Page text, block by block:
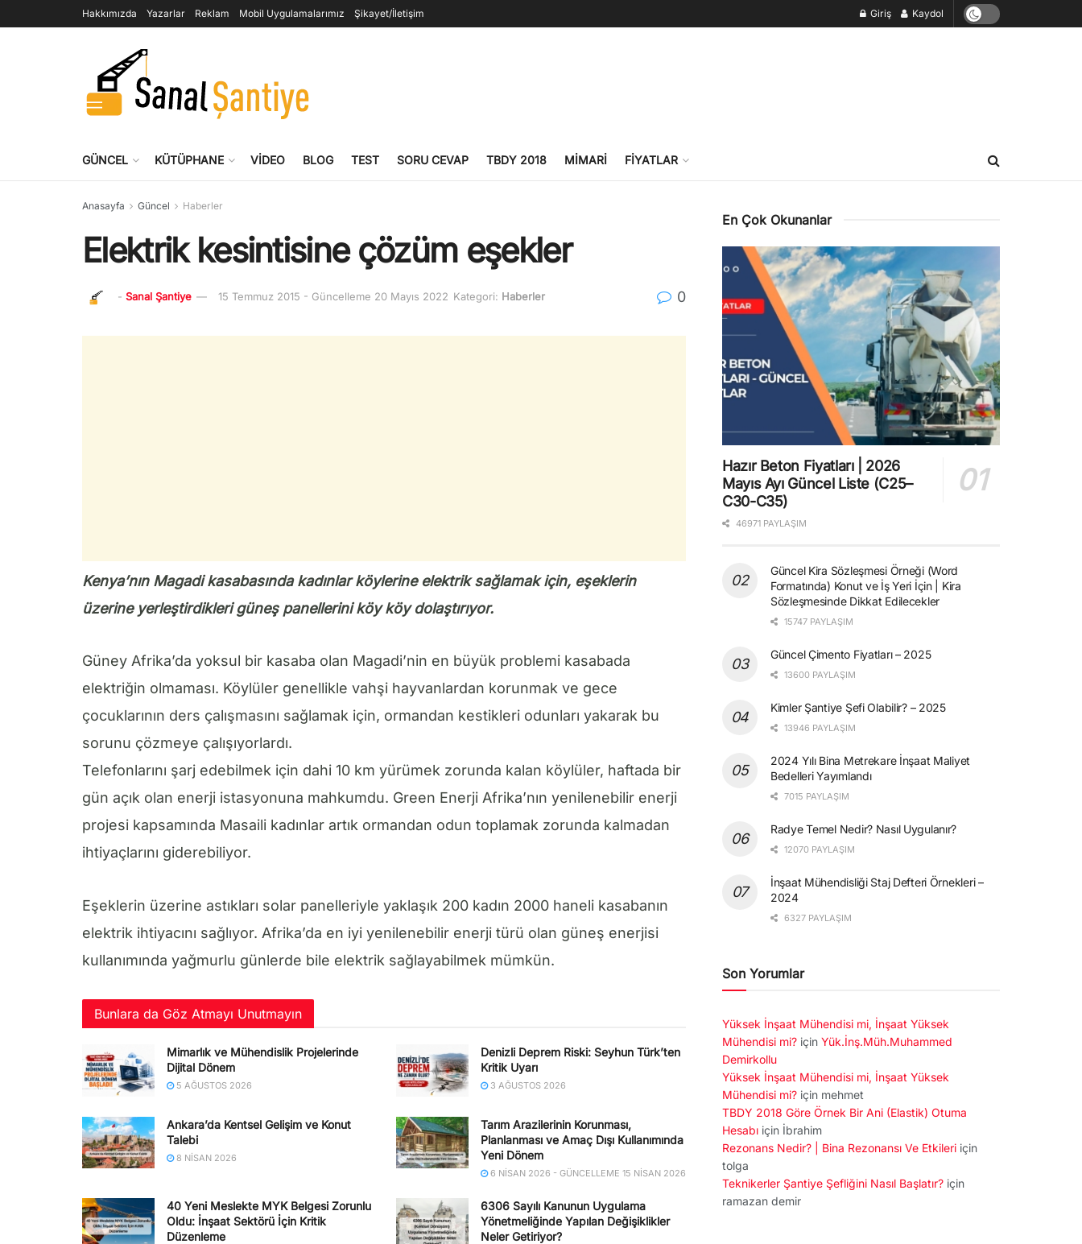
Hakkımızda Yazarlar Reklam Mobil Uygulamalarımız Şikayet/İletişim Giriş Kaydol
GÜNCEL KÜTÜPHANE VIDEO BLOG TEST SORU CEVAP TBDY 2018 MIMARI FIYATLAR
Anasayfa Güncel Haberler
Elektrik kesintisine çözüm eşekler
- Sanal Şantiye 15 Temmuz 2015 - Güncelleme 20 Mayıs 2022 Kategori: Haberler 0
Kenya’nın Magadi kasabasında kadınlar köylerine elektrik sağlamak için, eşeklerin
üzerine yerleştirdikleri güneş panellerini köy köy dolaştırıyor.
Güney Afrika’da yoksul bir kasaba olan Magadi’nin en büyük problemi kasabada
elektriğin olmaması. Köylüler genellikle vahşi hayvanlardan korunmak ve gece
çocuklarının ders çalışmasını sağlamak için, ormandan kestikleri odunları yakarak bu
sorunu çözmeye çalışıyorlardı.
Telefonlarını şarj edebilmek için dahi 10 km yürümek zorunda kalan köylüler, haftada bir
gün açık olan enerji istasyonuna mahkumdu. Green Enerji Afrika’nın yenilenebilir enerji
projesi kapsamında Masaili kadınlar artık ormandan odun toplamak zorunda kalmadan
ihtiyaçlarını giderebiliyor.
Eşeklerin üzerine astıkları solar panelleriyle yaklaşık 200 kadın 2000 haneli kasabanın
elektrik ihtiyacını sağlıyor. Afrika’da en iyi yenilenebilir enerji türü olan güneş enerjisi
kullanımında yağmurlu günlerde bile elektrik sağlayabilmek mümkün.
Bunlara da Göz Atmayı Unutmayın
Mimarlık ve Mühendislik Projelerinde
Dijital Dönem
5 AĞUSTOS 2026
Denizli Deprem Riski: Seyhun Türk’ten
Kritik Uyarı
3 AĞUSTOS 2026
Ankara’da Kentsel Gelişim ve Konut
Talebi
8 NISAN 2026
Tarım Arazilerinin Korunması,
Planlanması ve Amaç Dışı Kullanımında
Yeni Dönem
6 NISAN 2026 - GÜNCELLEME 15 NISAN 2026
40 Yeni Meslekte MYK Belgesi Zorunlu
Oldu: İnşaat Sektörü İçin Kritik
Düzenleme
6306 Sayılı Kanunun Uygulama
Yönetmeliğinde Yapılan Değişiklikler
Neler Getiriyor?
En Çok Okunanlar
Hazır Beton Fiyatları | 2026
Mayıs Ayı Güncel Liste (C25–
C30-C35)
46971 PAYLAŞIM
Güncel Kira Sözleşmesi Örneği (Word
Formatında) Konut ve İş Yeri İçin | Kira
Sözleşmesinde Dikkat Edilecekler
15747 PAYLAŞIM
Güncel Çimento Fiyatları – 2025
13600 PAYLAŞIM
Kimler Şantiye Şefi Olabilir? – 2025
13946 PAYLAŞIM
2024 Yılı Bina Metrekare İnşaat Maliyet
Bedelleri Yayımlandı
7015 PAYLAŞIM
Radye Temel Nedir? Nasıl Uygulanır?
12070 PAYLAŞIM
İnşaat Mühendisliği Staj Defteri Örnekleri –
2024
6327 PAYLAŞIM
Son Yorumlar
Yüksek İnşaat Mühendisi mi, İnşaat Yüksek
Mühendisi mi? için Yük.İnş.Müh.Muhammed
Demirkollu
Yüksek İnşaat Mühendisi mi, İnşaat Yüksek
Mühendisi mi? için mehmet
TBDY 2018 Göre Örnek Bir Ani (Elastik) Otuma
Hesabı için İbrahim
Rezonans Nedir? | Bina Rezonansı Ve Etkileri için
tolga
Teknikerler Şantiye Şefliğini Nasıl Başlatır? için
ramazan demir